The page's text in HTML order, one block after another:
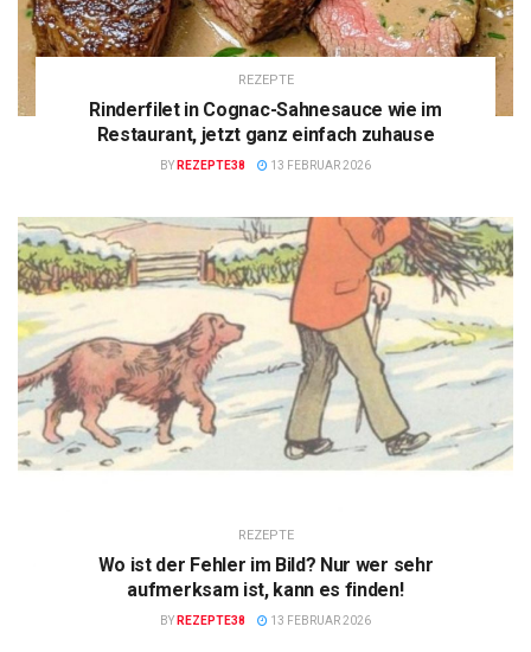
REZEPTE
Rinderfilet in Cognac-Sahnesauce wie im
Restaurant, jetzt ganz einfach zuhause
BY REZEPTE38 13 FEBRUAR 2026
REZEPTE
Wo ist der Fehler im Bild? Nur wer sehr
aufmerksam ist, kann es finden!
BY REZEPTE38 13 FEBRUAR 2026